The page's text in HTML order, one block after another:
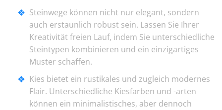
Steinwege können nicht nur elegant, sondern
auch erstaunlich robust sein. Lassen Sie Ihrer
Kreativität freien Lauf, indem Sie unterschiedliche
Steintypen kombinieren und ein einzigartiges
Muster schaffen.
Kies bietet ein rustikales und zugleich modernes
Flair. Unterschiedliche Kiesfarben und -arten
können ein minimalistisches, aber dennoch